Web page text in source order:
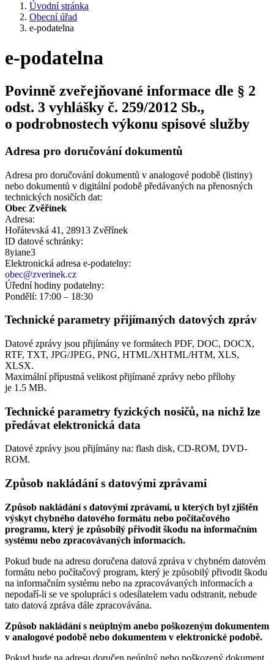
Úvodní stránka
Obecní úřad
e-podatelna
e-podatelna
Povinně zveřejňované informace dle § 2
odst. 3 vyhlášky č. 259/2012 Sb.,
o podrobnostech výkonu spisové služby
Adresa pro doručování dokumentů
Adresa pro doručování dokumentů v analogové podobě (listiny)
nebo dokumentů v digitální podobě předávaných na přenosných
technických nosičích dat:
Obec Zvěřínek
Adresa:
Hořátevská 41, 28913 Zvěřínek
ID datové schránky:
8yiane3
Elektronická adresa e‑podatelny:
obec@zverinek.cz
Úřední hodiny podatelny:
Pondělí: 17:00 – 18:30
Technické parametry přijímaných datových zpráv
Datové zprávy jsou přijímány ve formátech PDF, DOC, DOCX,
RTF, TXT, JPG/JPEG, PNG, HTML/XHTML/HTM, XLS,
XLSX.
Maximální přípustná velikost přijímané zprávy nebo přílohy
je 1.5 MB.
Technické parametry fyzických nosičů, na nichž lze
předávat elektronická data
Datové zprávy jsou přijímány na: flash disk, CD-ROM, DVD-
ROM.
Způsob nakládání s datovými zprávami
Způsob nakládání s datovými zprávami, u kterých byl zjištěn
výskyt chybného datového formátu nebo počítačového
programu, který je způsobilý přivodit škodu na informačním
systému nebo zpracovávaných informacích.
Pokud bude na adresu doručena datová zpráva v chybném datovém
formátu nebo počítačový program, který je způsobilý přivodit škodu
na informačním systému nebo na zpracovávaných informacích a
nepodaří-li se ve spolupráci s odesílatelem vadu odstranit, nebude
tato datová zpráva dále zpracovávána.
Způsob nakládání s neúplným anebo poškozeným dokumentem
v analogové podobě nebo dokumentem v elektronické podobě.
Pokud bude na adresu doručen neúplný nebo poškozený dokument